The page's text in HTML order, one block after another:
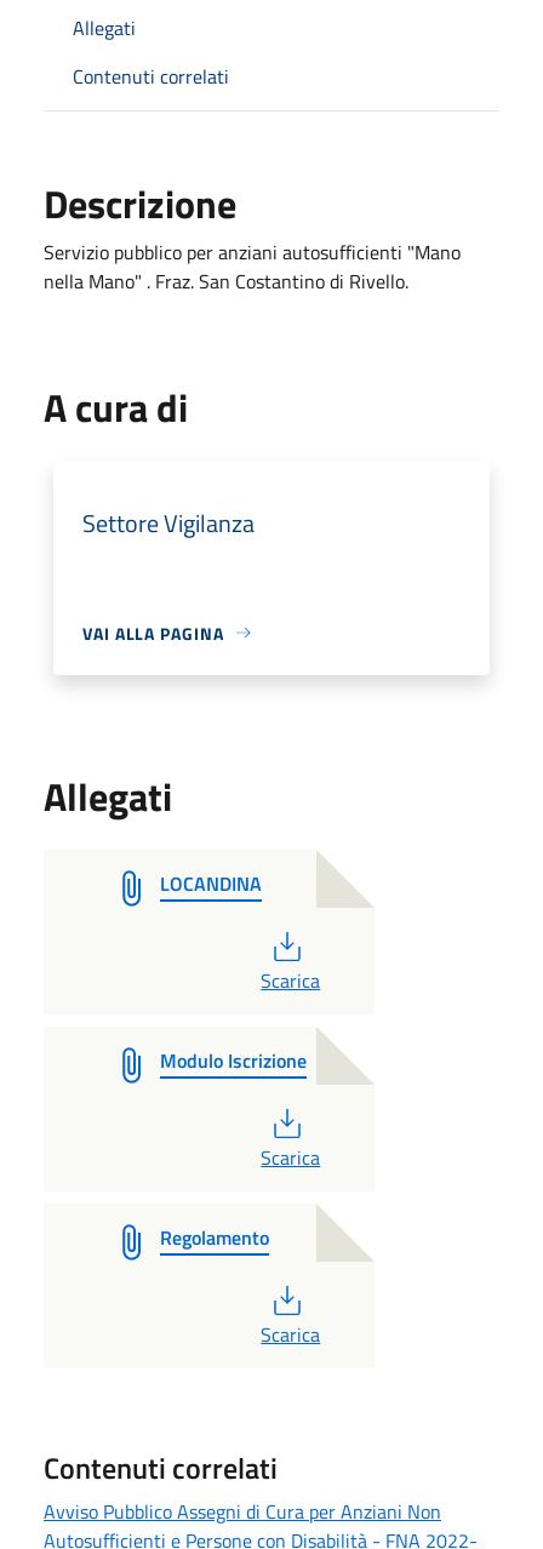
Allegati
Contenuti correlati
Descrizione
Servizio pubblico per anziani autosufficienti "Mano
nella Mano" . Fraz. San Costantino di Rivello.
A cura di
Settore Vigilanza
VAI ALLA PAGINA
Allegati
LOCANDINA
Scarica
Modulo Iscrizione
Scarica
Regolamento
Scarica
Contenuti correlati
Avviso Pubblico Assegni di Cura per Anziani Non
Autosufficienti e Persone con Disabilità - FNA 2022-